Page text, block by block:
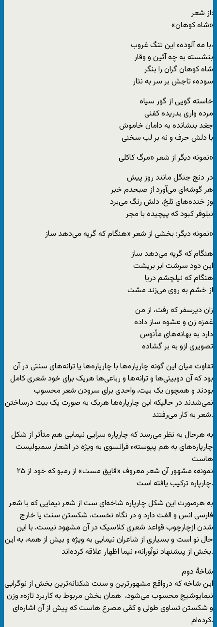
از شعر:
«شاه کوهان»
با مه آلودهء این تنگ غروب،
بنشسته به چه آئین و وقار
شاه کوهان گران را بنگر
سودهء تاجش بر سر به نثار
خاسته گویی از گور سیاه
مرده واری بدریده کفنی
جغد بنشانده به دامان خاموش
با دلش حرف و نه بر لب سخنی
نمونه دیگر از شعر «مرگ کاکلی»
در دنج جنگل مانند روز پیش
هر گوشه‌ای می‌آورد از صبحدم خبر
وز خنده‌های تلخ، دلش رنگ می‌برد
نیلوفر کبود که پیچیده با مجر
نمونه دیگر: بخشی از شعر «هنگام که گریه می‌دهد ساز»
هنگام که گریه می‌دهد ساز
این دود سرشت ابر برپشت
هنگام که نیلچشم دریا
از خشم به روی می‌زند مشت
زان دیرسفر که رفت، از من
غمزه زن و عشوه ساز داده
دارد به بهانه‌های مأنوس
تصویری ازو به بر گشاده
تفاوت میان این گونه چارپاره‌ها با چارپاره‌ها یا ترانه‌های سنتی در آن
بود که آن دوبیتی‌ها و ترانه‌ها و رباعی‌ها هریک برای خود شعری کامل
بودند و همچون یک بیت، واحدی برای سرودن شعر محسوب
نمی‌شدند در حالیکه این چارپاره‌ها هریک به صورت یک بیت درساختن
شعر به کار می‌رفتند.
به هرحال به نظر می‌رسد که چارپاره سرایی نیمایی هم متأثر از شکل
چارپاره‌های به هم پیوستهء فرانسوی به ویژه در اشعار سمبولیست
هاست
نمونهء مشهور آن شعر معروف «قایق مست» از رمبو که خود از ۲۵
چارپاره ترکیب یافته است.
به هرصورت این شکل چارپاره شاخه‌ای ست از شعر نیمایی که با شعر
فارسی انس و الفت دارد و در نگاه نخست، شکستن سنت یا خارج
شدن ازچارچوب قواعد شعری کلاسیک در آن مشهود نیست، با این
حال نو است و بسیاری از شاعران نیمایی به ویژه و بیش از همه، به این
بخش از پیشنهاد نوآورانهء نیما اظهار علاقه کرده‌اند.
شاخۀ دوم
این شاخه که درواقع مشهور‌ترین و سنت شکنانه‌‌ترین بخش از نوگرایی
نیمایوشیج محسوب می‌شود، ‌‌‌ همان بخش مربوط به کاربرد تازهء وزن
و شکستن تساوی طولی و کمّی مصرع هاست که پیش از آن اشاره‌ای
کرده‌ام.